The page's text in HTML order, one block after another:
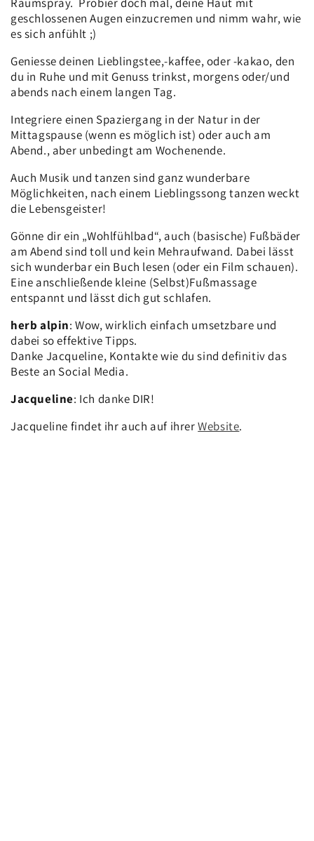
geschlossenen Augen einzucremen und nimm wahr, wie
es sich anfühlt ;)
Geniesse deinen Lieblingstee,-kaffee, oder -kakao, den
du in Ruhe und mit Genuss trinkst, morgens oder/und
abends nach einem langen Tag.
Integriere einen Spaziergang in der Natur in der
Mittagspause (wenn es möglich ist) oder auch am
Abend., aber unbedingt am Wochenende.
Auch Musik und tanzen sind ganz wunderbare
Möglichkeiten, nach einem Lieblingssong tanzen weckt
die Lebensgeister!
Gönne dir ein „Wohlfühlbad“, auch (basische) Fußbäder
am Abend sind toll und kein Mehraufwand. Dabei lässt
sich wunderbar ein Buch lesen (oder ein Film schauen).
Eine anschließende kleine (Selbst)Fußmassage
entspannt und lässt dich gut schlafen.
herb alpin: Wow, wirklich einfach umsetzbare und
dabei so effektive Tipps.
Danke Jacqueline, Kontakte wie du sind definitiv das
Beste an Social Media.
Jacqueline: Ich danke DIR!
Jacqueline findet ihr auch auf ihrerWebsite.